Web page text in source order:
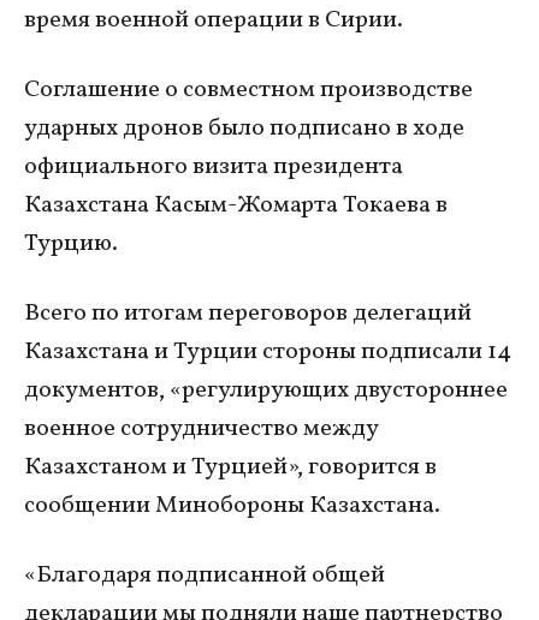
время военной операции в Сирии.
Соглашение о совместном производстве
ударных дронов было подписано в ходе
официального визита президента
Казахстана Касым-Жомарта Токаева в
Турцию.
Всего по итогам переговоров делегаций
Казахстана и Турции стороны подписали 14
документов, «регулирующих двустороннее
военное сотрудничество между
Казахстаном и Турцией», говорится в
сообщении Минобороны Казахстана.
«Благодаря подписанной общей